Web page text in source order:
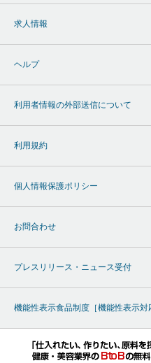
求人情報
ヘルプ
利用者情報の外部送信について
利用規約
個人情報保護ポリシー
お問合わせ
プレスリリース・ニュース受付
機能性表示食品制度［機能性表示対